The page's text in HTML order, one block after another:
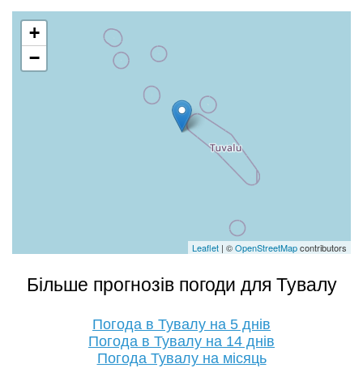
+
−
Leaflet | ©OpenStreetMapcontributors
Більше прогнозів погоди для Тувалу
Погода в Тувалу на 5 днів
Погода в Тувалу на 14 днів
Погода Тувалу на місяць